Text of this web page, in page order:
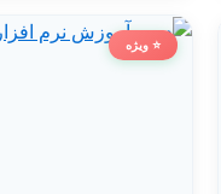
⭐ ویژه